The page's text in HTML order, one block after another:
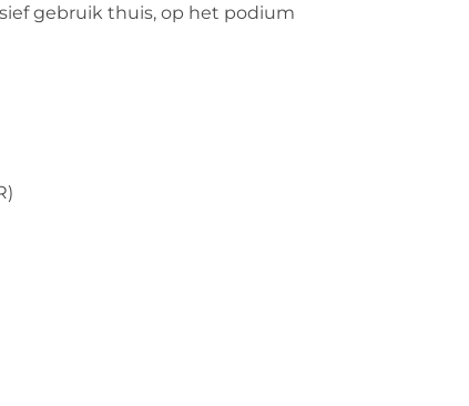
gebruik thuis, op het podium